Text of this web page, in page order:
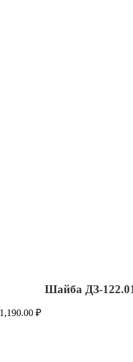
Шайба ДЗ-
1,190.00₽